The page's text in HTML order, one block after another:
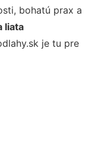
bohatú prax a
liata
je tu pre